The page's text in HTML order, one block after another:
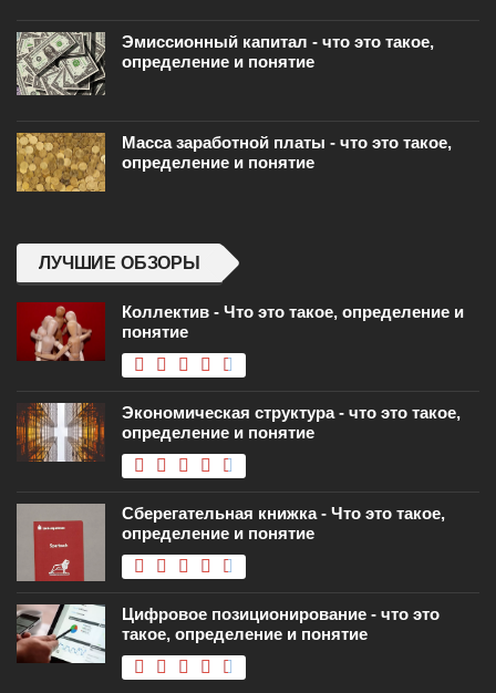
Эмиссионный капитал - что это такое,
определение и понятие
Масса заработной платы - что это такое,
определение и понятие
ЛУЧШИЕ ОБЗОРЫ
Коллектив - Что это такое, определение и
понятие
Экономическая структура - что это такое,
определение и понятие
Сберегательная книжка - Что это такое,
определение и понятие
Цифровое позиционирование - что это
такое, определение и понятие